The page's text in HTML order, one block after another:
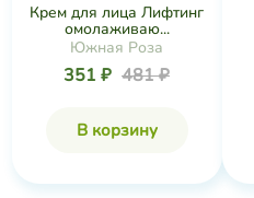
Крем для лица Лифтинг
омолаживаю...
Южная Роза
351 ₽ 481 ₽
В корзину